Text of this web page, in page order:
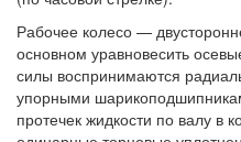
Рабочее колесо —
основном уравновесить
силы воспринимаются
упорными
протечек жидкости по валу в